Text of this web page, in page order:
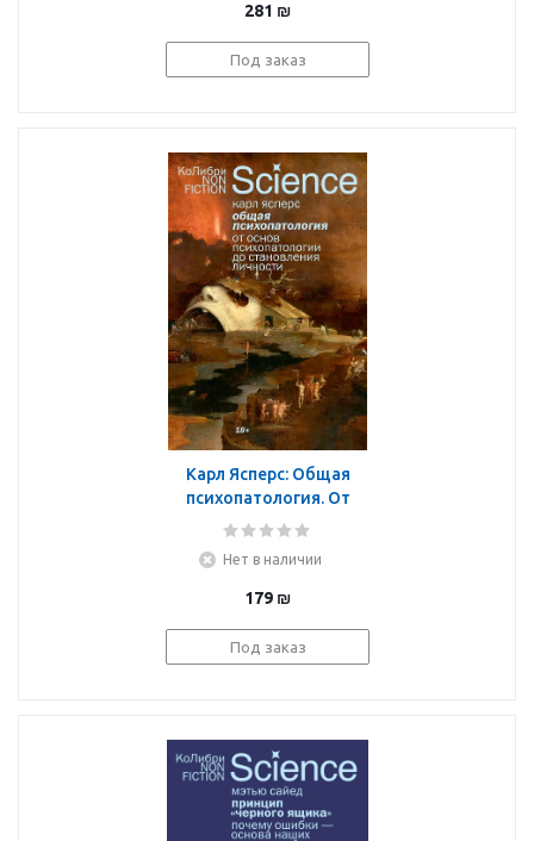
281 ₪
Под заказ
Карл Ясперс: Общая
психопатология. От
основ психопатологии
личности
Нет в наличии
179 ₪
Под заказ